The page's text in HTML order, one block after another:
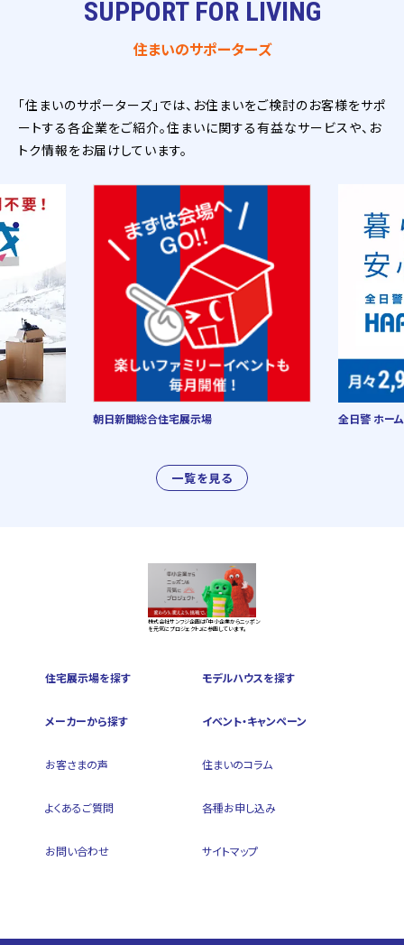
SUPPORT FOR LIVING
住まいのサポーターズ
「住まいのサポーターズ」では、お住まいをご検討のお客様をサポ
ートする各企業をご紹介。住まいに関する有益なサービスや、お
トク情報をお届けしています。
一覧を見る
朝日新聞総合住宅展示場 全日警 ホー
株式会社サンフジ企画は『中小企業からニッポン
を元気にプロジェクト』に参画しています。
住宅展示場を探す モデルハウスを探す
メーカーから探す イベント・キャンペーン
お客さまの声 住まいのコラム
よくあるご質問 各種お申し込み
お問い合わせ サイトマップ